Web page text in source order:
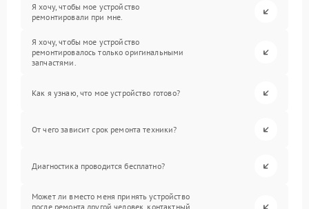
Я хочу, чтобы мое устройство
ремонтировали при мне.
Я хочу, чтобы мое устройство
ремонтировалось только оригинальными
запчастями.
Как я узнаю, что мое устройство готово?
От чего зависит срок ремонта техники?
Диагностика проводится бесплатно?
Может ли вместо меня принять устройство
после ремонта другой человек, контактный